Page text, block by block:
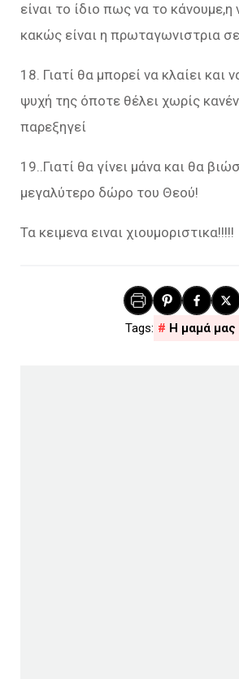
είναι το ίδιο πως να το
κακώς είναι η πρωταγωνιστρια
18. Γιατί θα μπορεί να κλαίει και
ψυχή της όποτε θέλει χωρίς
παρεξηγεί
19..Γιατί θα γίνει μάνα και θα
μεγαλύτερο δώρο του Θεού!
Τα κειμενα ειναι χιουμοριστικα!!!!!
Η μαμά μας